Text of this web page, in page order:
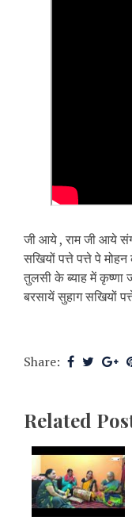
जी आये , राम जी आये संग
सखियों पत्ते पत्ते पे
तुलसी के ब्याह में कृष्णा
बरसायें सुहाग सखियों
Share:
Related